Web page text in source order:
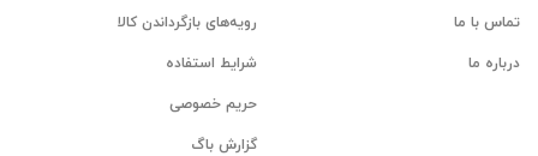
تماس با ما
درباره ما
رویه‌های بازگرداندن کالا
شرایط استفاده
حریم خصوصی
گزارش باگ